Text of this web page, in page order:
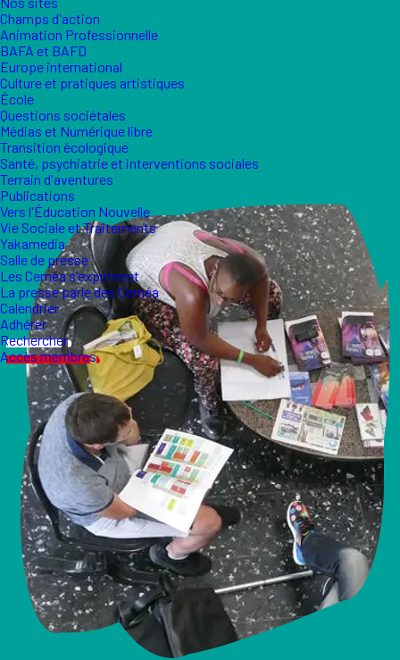
Champs d'action
Animation Professionnelle
BAFA et BAFD
Europe international
Culture et pratiques artistiques
École
Questions sociétales
Médias et Numérique libre
Transition écologique
Santé, psychiatrie et interventions sociales
Terrain d'aventures
Publications
Vers l'Éducation Nouvelle
Vie Sociale et Traitements
Yakamedia
Salle de presse
Les Ceméa s'expriment
La presse parle des Ceméa
Calendrier
Adhérer
Rechercher
Accès membres